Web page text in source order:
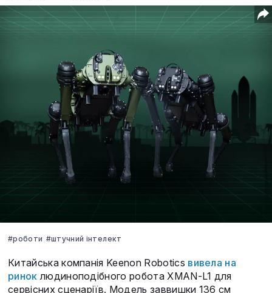
#роботи #штучний інтелект
Китайська компанія Keenon Robotics вивела на
ринок людиноподібного робота XMAN-L1 для
сервісних сценаріїв. Модель заввишки 136 см